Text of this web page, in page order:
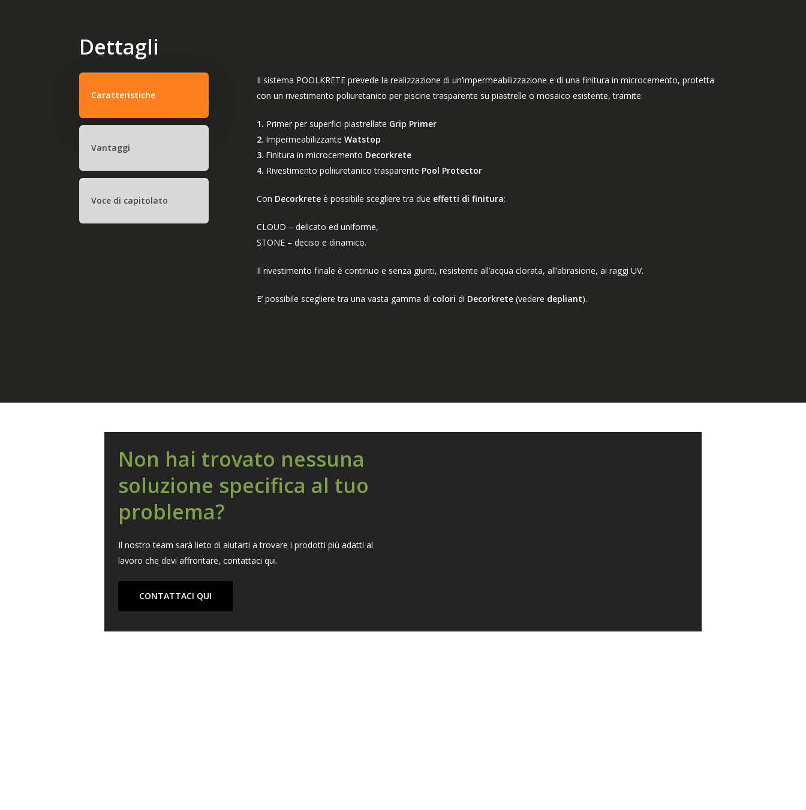
Dettagli
Caratteristiche
Vantaggi
Voce di capitolato
Il sistema POOLKRETE prevede la realizzazione di un’impermeabilizzazione e di una finitura in microcemento, protetta
con un rivestimento poliuretanico per piscine trasparente su piastrelle o mosaico esistente, tramite:
1. Primer per superfici piastrellate Grip Primer
2. Impermeabilizzante Watstop
3. Finitura in microcemento Decorkrete
4. Rivestimento poliiuretanico trasparente Pool Protector
Con Decorkrete è possibile scegliere tra due effetti di finitura:
CLOUD – delicato ed uniforme,
STONE – deciso e dinamico.
Il rivestimento finale è continuo e senza giunti, resistente all’acqua clorata, all’abrasione, ai raggi UV.
E’ possibile scegliere tra una vasta gamma di colori di Decorkrete (vedere depliant).
Non hai trovato nessuna
soluzione specifica al tuo
problema?
Il nostro team sarà lieto di aiutarti a trovare i prodotti più adatti al
lavoro che devi affrontare, contattaci qui.
CONTATTACI QUI